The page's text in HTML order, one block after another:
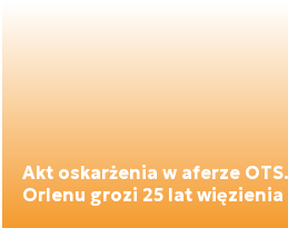
Akt oskarżenia w aferze
Orlenu grozi 25 lat więzienia